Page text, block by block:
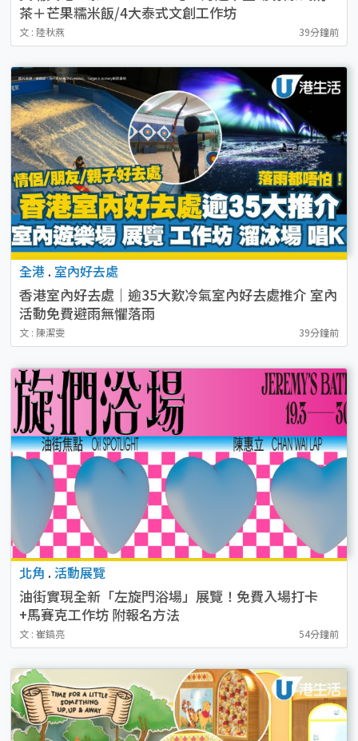
茶＋芒果糯米飯/4大泰式文創工作坊
文 : 陸秋燕 39分鐘前
全港 . 室內好去處
香港室內好去處｜逾35大歎冷氣室內好去處推介 室內
活動免費避雨無懼落雨
文 : 陳潔雯 39分鐘前
北角 . 活動展覽
油街實現全新「左旋門浴場」展覽！免費入場打卡
+馬賽克工作坊 附報名方法
文 : 崔鎬亮 54分鐘前